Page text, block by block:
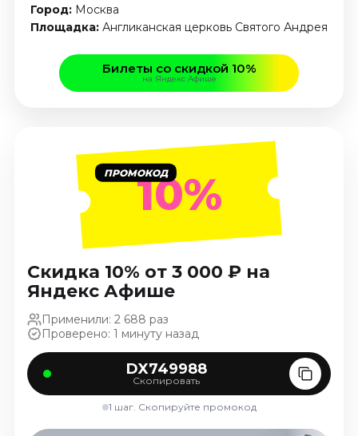
Январь 2027
Стендап
Август 2026
Сентябрь 2026
Выставки
Август 2026
Сентябрь 2026
Октябрь 2026
Декабрь 2026
Январь 2027
Экскурсии
Октябрь 2026
Спорт
Город: Москва
Площадка: Англиканская церковь Святого Андрея
Билеты со скидкой 10%
на Яндекс Афише
ПРОМОКОД10%
Скидка 10% от 3 000 ₽ на
Яндекс Афише
Применили: 2 688 раз
Проверено: 1 минуту назад
DX749988
Скопировать
1 шаг. Скопируйте промокод